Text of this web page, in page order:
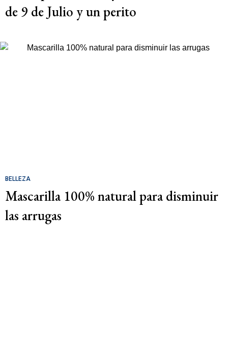
de 9 de Julio y un perito
BELLEZA
Mascarilla 100% natural para disminuir
las arrugas